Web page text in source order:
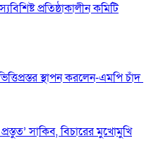
প্রতিষ্ঠাকালীন কমিটি
স্থাপন করলেন-এমপি চাঁদ
সাকিব, বিচারের মুখোমুখি